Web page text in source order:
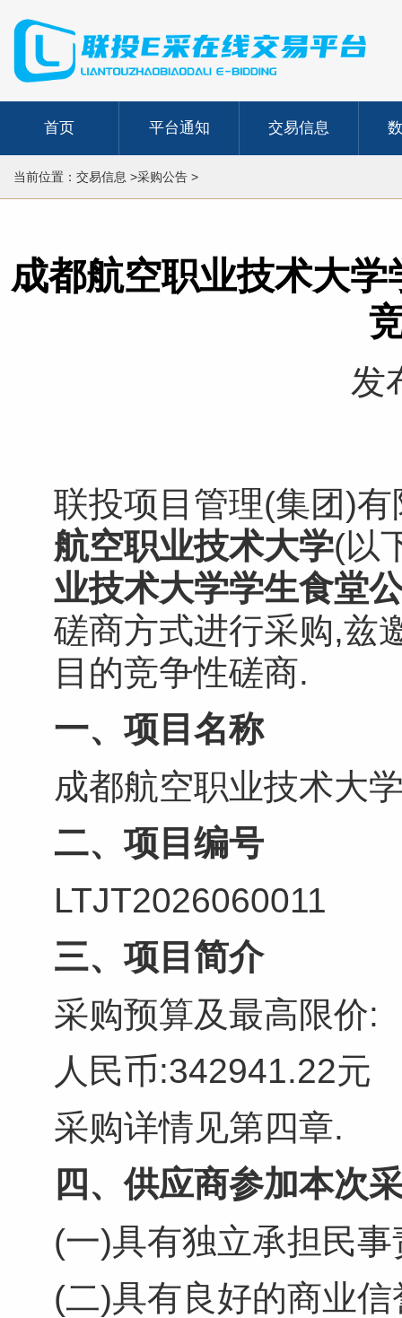
首页 平台通知 交易信息
当前位置：交易信息 >采购公告 >
成都航空职业技术大
发
联投项目管理(集团)
航空职业技术大学(以
业技术大学学生食堂
磋商方式进行采购,兹
目的竞争性磋商.
一、项目名称
成都航空职业技术大
二、项目编号
LTJT2026060011
三、项目简介
采购预算及最高限价:
人民币:342941.22元
采购详情见第四章.
四、供应商参加本次
(一)具有独立承担民
(二)具有良好的商业